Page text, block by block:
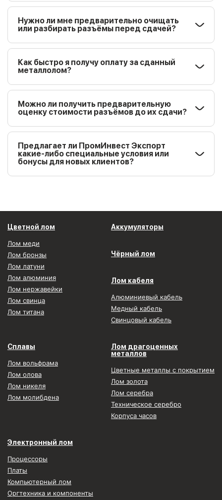
Нужно ли мне предварительно очищать
или разбирать разъёмы перед сдачей?
Как быстро я получу оплату за сданный
металлолом?
Можно ли получить предварительную
оценку стоимости разъёмов до их сдачи?
Предлагает ли ПромИнвест Экспорт
какие-либо специальные условия или
бонусы для новых клиентов?
Цветной лом
Лом меди
Лом бронзы
Лом латуни
Лом алюминия
Лом нержавейки
Лом свинца
Лом титана
Аккумуляторы
Чёрный лом
Лом кабеля
Алюминиевый кабель
Медный кабель
Свинцовый кабель
Сплавы
Лом вольфрама
Лом олова
Лом никеля
Лом молибдена
Лом драгоценных
металлов
Цветные металлы с покрытием
Лом золота
Лом серебра
Техническое серебро
Корпуса часов
Электронный лом
Процессоры
Платы
Компьютерный лом
Оргтехника и компоненты